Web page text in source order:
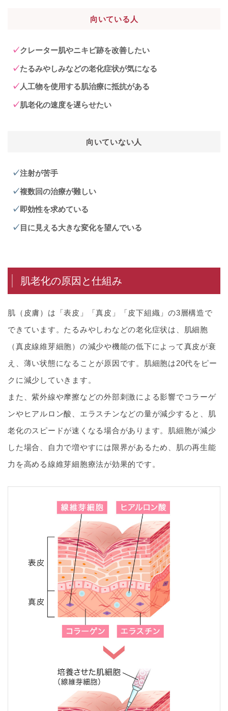
向いている人
クレーター肌やニキビ跡を改善したい
たるみやしみなどの老化症状が気になる
人工物を使用する肌治療に抵抗がある
肌老化の速度を遅らせたい
向いていない人
注射が苦手
複数回の治療が難しい
即効性を求めている
目に見える大きな変化を望んでいる
肌老化の原因と仕組み
肌（皮膚）は「表皮」「真皮」「皮下組織」の3層構造で
できています。たるみやしわなどの老化症状は、肌細胞
（真皮線維芽細胞）の減少や機能の低下によって真皮が衰
え、薄い状態になることが原因です。肌細胞は20代をピー
クに減少していきます。
また、紫外線や摩擦などの外部刺激による影響でコラーゲ
ンやヒアルロン酸、エラスチンなどの量が減少すると、肌
老化のスピードが速くなる場合があります。肌細胞が減少
した場合、自力で増やすには限界があるため、肌の再生能
力を高める線維芽細胞療法が効果的です。